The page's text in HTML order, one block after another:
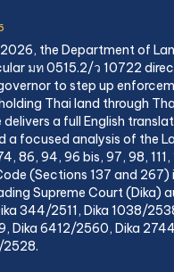
2026, the Department of
มท 0515.2/ว 10722
to step up
Thai land through
delivers a full English
a focused analysis of the
86, 94, 96 bis, 97, 98, 111,
(Sections 137 and 267)
Supreme Court (Dika)
344/2511, Dika 1038/
Dika 6412/2560, Dika